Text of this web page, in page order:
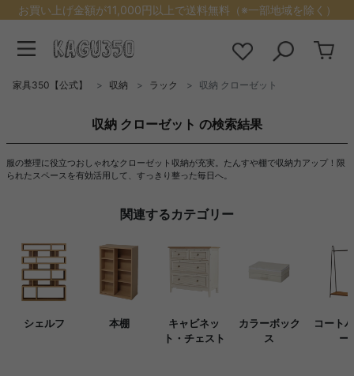
お買い上げ金額が11,000円以上で送料無料（※一部地域を除く）
家具350【公式】 収納 ラック 収納 クローゼット
収納 クローゼット の検索結果
服の整理に役立つおしゃれなクローゼット収納が充実。たんすや棚で収納力アップ！限
られたスペースを有効活用して、すっきり整った毎日へ。
関連するカテゴリー
シェルフ 本棚
キャビネッ
ト・チェスト
カラーボック
ス
コート
ー